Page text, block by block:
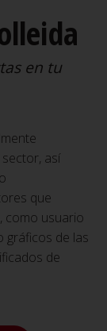
en tu
así
que
como usuario
gráficos de las
de